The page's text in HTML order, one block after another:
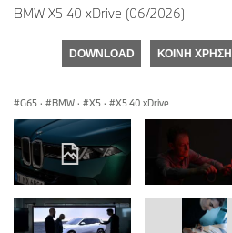
BMW X5 40 xDrive (06/2026)
DOWNLOAD ΚΟΙΝΉ ΧΡΉΣΗ
G65 · BMW · X5 · X5 40 xDrive